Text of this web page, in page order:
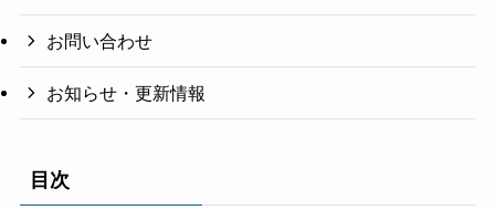
お問い合わせ
お知らせ・更新情報
目次